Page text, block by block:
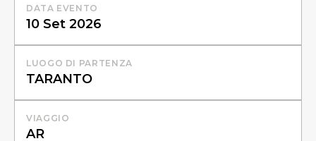
DATA EVENTO
LUOGO DI PARTENZA
VIAGGIO